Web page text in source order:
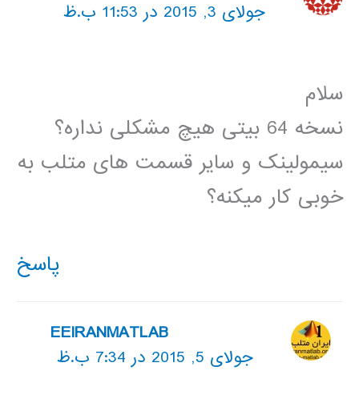
جولای 3, 2015 در 11:53 ب.ظ
سلام
نسخه 64 بیتی هیچ مشکلی نداره؟
سیمولینک و سایر قسمت های متلب به
خوبی کار میکنه؟
پاسخ
EEIRANMATLAB
جولای 5, 2015 در 7:34 ب.ظ